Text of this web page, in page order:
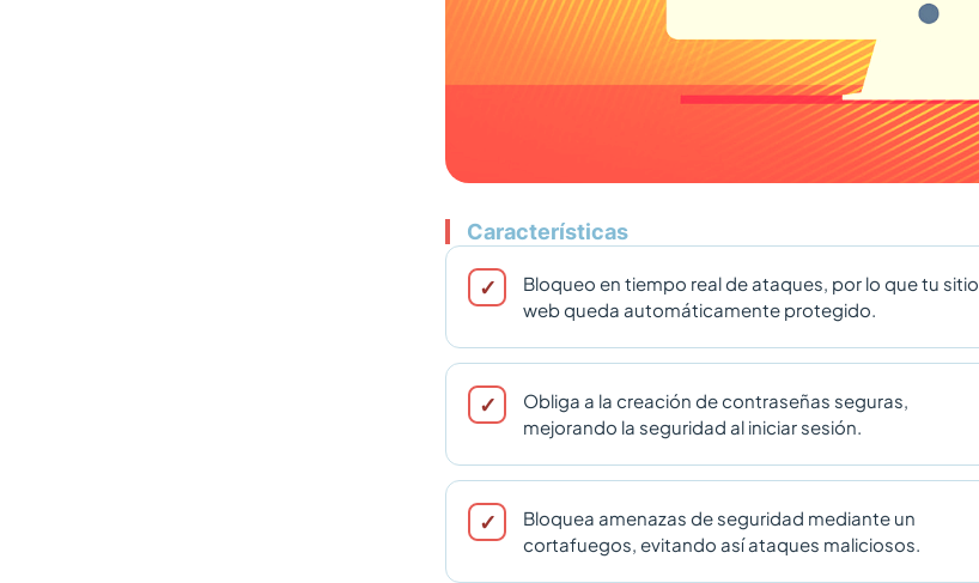
Características
Bloqueo en tiempo real de ataques, por lo que tu sitio
web queda automáticamente protegido.
Obliga a la creación de contraseñas seguras,
mejorando la seguridad al iniciar sesión.
Bloquea amenazas de seguridad mediante un
cortafuegos, evitando así ataques maliciosos.